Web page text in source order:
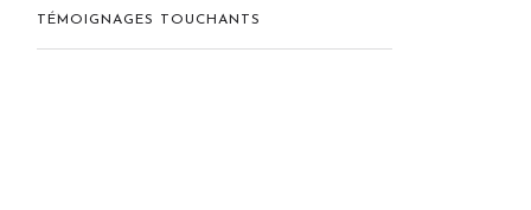
TÉMOIGNAGES TOUCHANTS